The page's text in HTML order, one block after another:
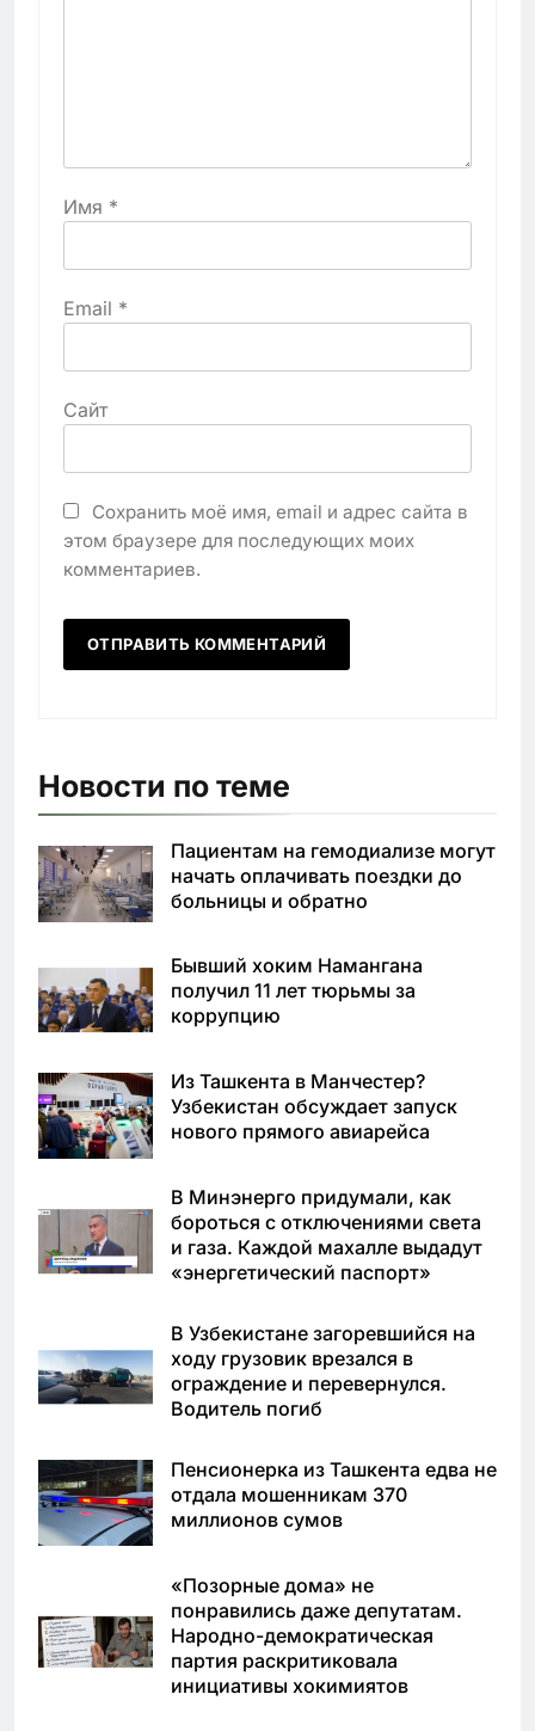
Имя *
Email *
Сайт
Сохранить моё имя, email и адрес сайта в
этом браузере для последующих моих
комментариев.
Новости по теме
Пациентам на гемодиализе могут
начать оплачивать поездки до
больницы и обратно
Бывший хоким Намангана
получил 11 лет тюрьмы за
коррупцию
Из Ташкента в Манчестер?
Узбекистан обсуждает запуск
нового прямого авиарейса
В Минэнерго придумали, как
бороться с отключениями света
и газа. Каждой махалле выдадут
«энергетический паспорт»
В Узбекистане загоревшийся на
ходу грузовик врезался в
ограждение и перевернулся.
Водитель погиб
Пенсионерка из Ташкента едва не
отдала мошенникам 370
миллионов сумов
«Позорные дома» не
понравились даже депутатам.
Народно-демократическая
партия раскритиковала
инициативы хокимиятов